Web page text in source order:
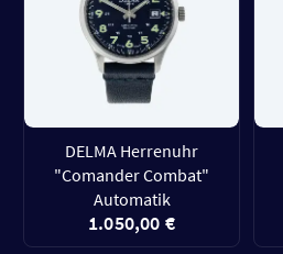
DELMA Herrenuhr
"Comander Combat"
Automatik
1.050,00 €